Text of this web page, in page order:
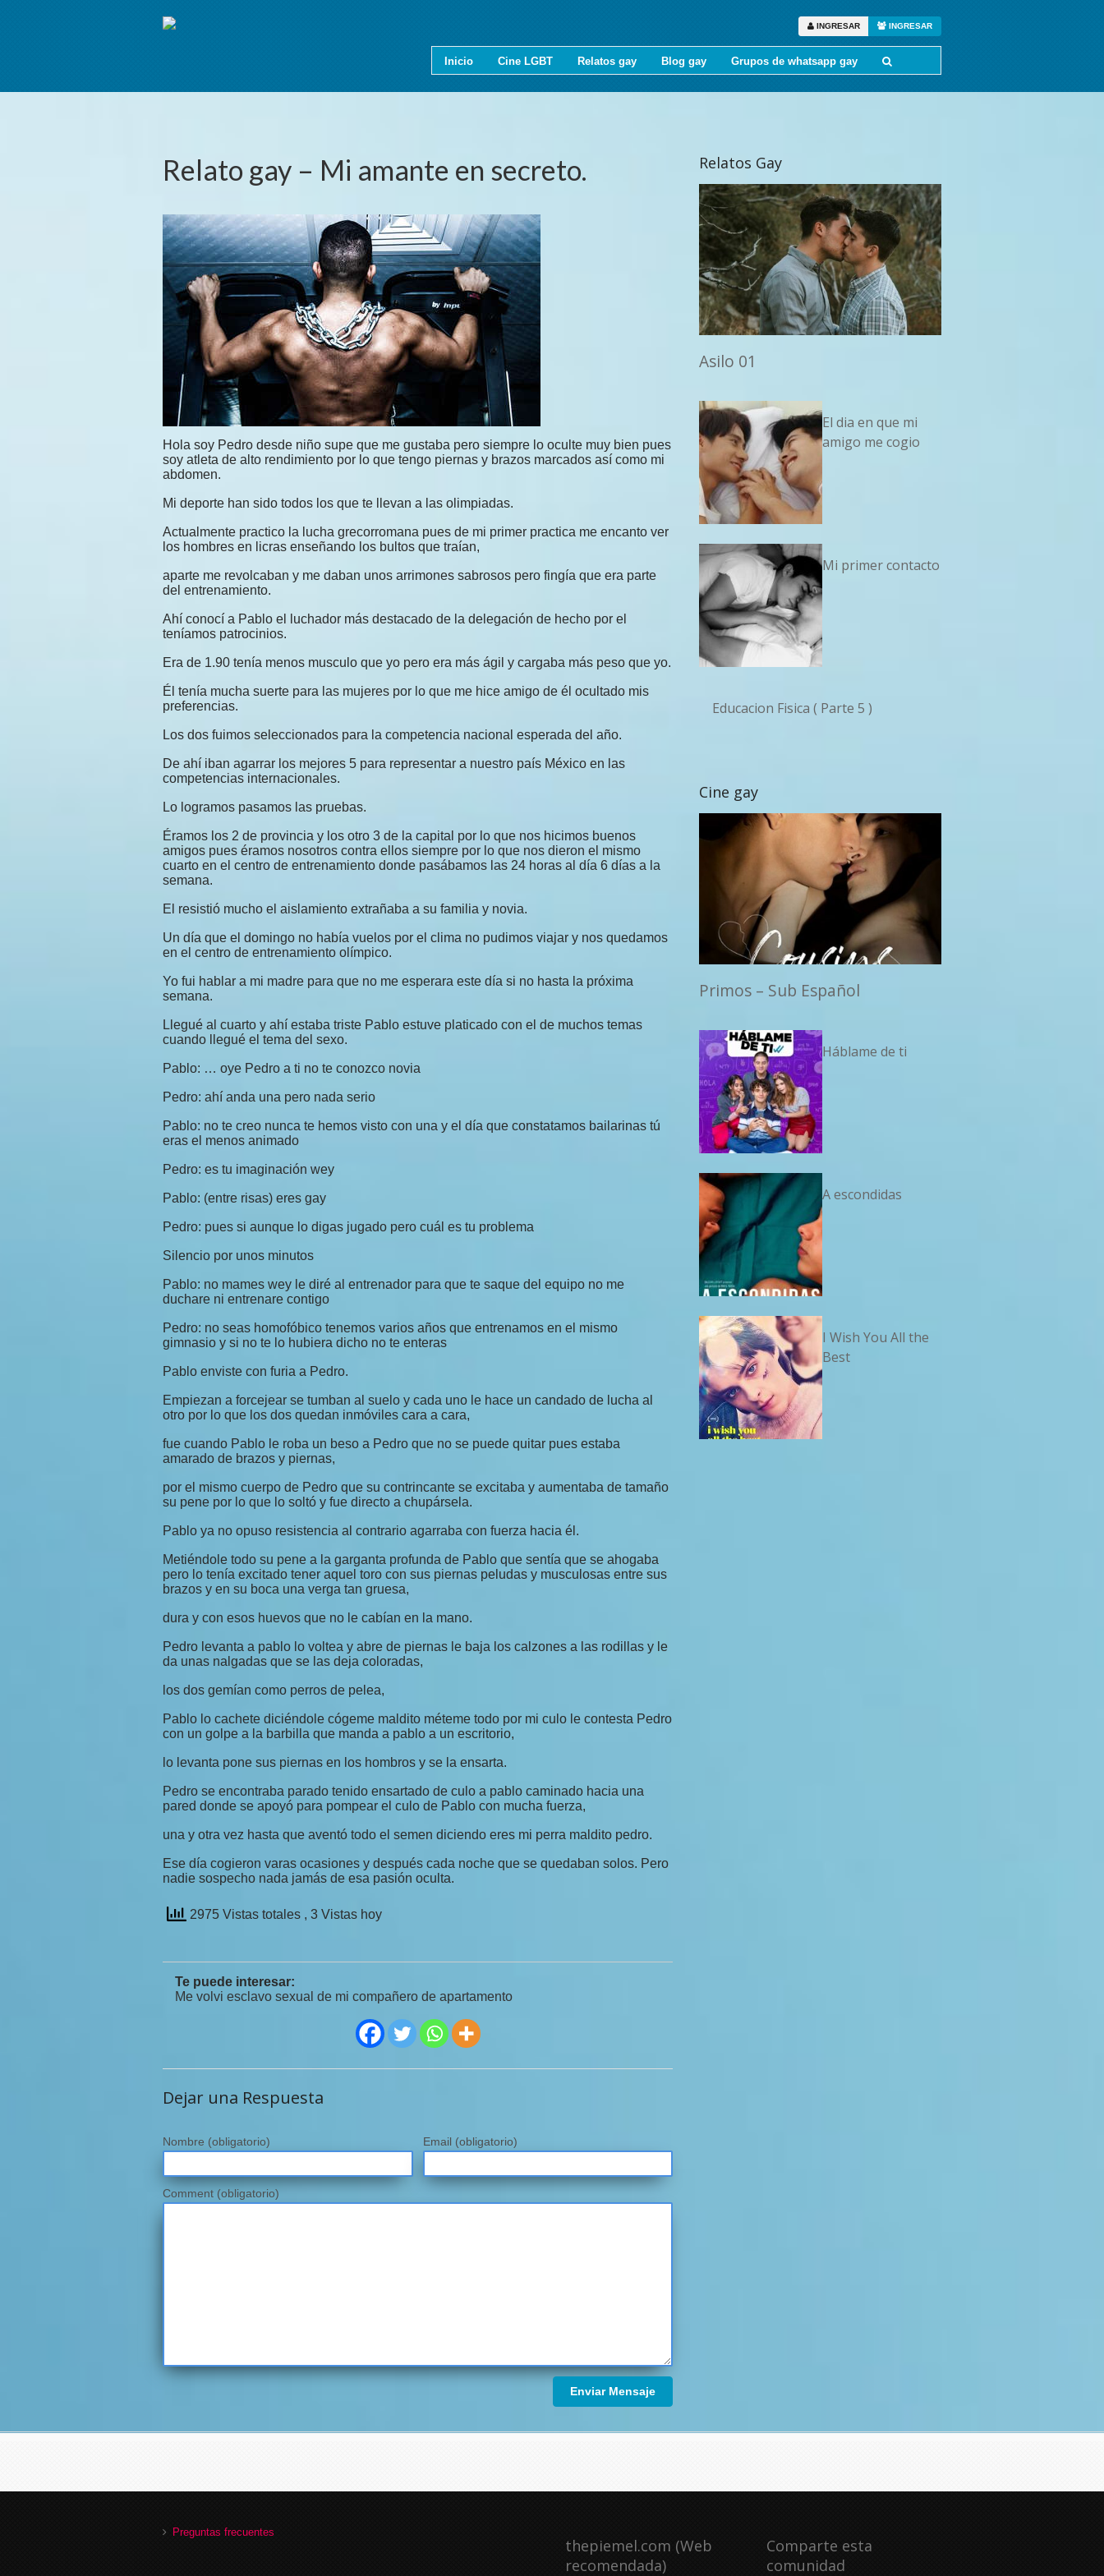
INGRESAR INGRESAR
Inicio Cine LGBT Relatos gay Blog gay Grupos de whatsapp gay
Relato gay – Mi amante en secreto.
Hola soy Pedro desde niño supe que me gustaba pero siempre lo oculte muy bien pues
soy atleta de alto rendimiento por lo que tengo piernas y brazos marcados así como mi
abdomen.
Mi deporte han sido todos los que te llevan a las olimpiadas.
Actualmente practico la lucha grecorromana pues de mi primer practica me encanto ver
los hombres en licras enseñando los bultos que traían,
aparte me revolcaban y me daban unos arrimones sabrosos pero fingía que era parte
del entrenamiento.
Ahí conocí a Pablo el luchador más destacado de la delegación de hecho por el
teníamos patrocinios.
Era de 1.90 tenía menos musculo que yo pero era más ágil y cargaba más peso que yo.
Él tenía mucha suerte para las mujeres por lo que me hice amigo de él ocultado mis
preferencias.
Los dos fuimos seleccionados para la competencia nacional esperada del año.
De ahí iban agarrar los mejores 5 para representar a nuestro país México en las
competencias internacionales.
Lo logramos pasamos las pruebas.
Éramos los 2 de provincia y los otro 3 de la capital por lo que nos hicimos buenos
amigos pues éramos nosotros contra ellos siempre por lo que nos dieron el mismo
cuarto en el centro de entrenamiento donde pasábamos las 24 horas al día 6 días a la
semana.
El resistió mucho el aislamiento extrañaba a su familia y novia.
Un día que el domingo no había vuelos por el clima no pudimos viajar y nos quedamos
en el centro de entrenamiento olímpico.
Yo fui hablar a mi madre para que no me esperara este día si no hasta la próxima
semana.
Llegué al cuarto y ahí estaba triste Pablo estuve platicado con el de muchos temas
cuando llegué el tema del sexo.
Pablo: … oye Pedro a ti no te conozco novia
Pedro: ahí anda una pero nada serio
Pablo: no te creo nunca te hemos visto con una y el día que constatamos bailarinas tú
eras el menos animado
Pedro: es tu imaginación wey
Pablo: (entre risas) eres gay
Pedro: pues si aunque lo digas jugado pero cuál es tu problema
Silencio por unos minutos
Pablo: no mames wey le diré al entrenador para que te saque del equipo no me
duchare ni entrenare contigo
Pedro: no seas homofóbico tenemos varios años que entrenamos en el mismo
gimnasio y si no te lo hubiera dicho no te enteras
Pablo enviste con furia a Pedro.
Empiezan a forcejear se tumban al suelo y cada uno le hace un candado de lucha al
otro por lo que los dos quedan inmóviles cara a cara,
fue cuando Pablo le roba un beso a Pedro que no se puede quitar pues estaba
amarado de brazos y piernas,
por el mismo cuerpo de Pedro que su contrincante se excitaba y aumentaba de tamaño
su pene por lo que lo soltó y fue directo a chupársela.
Pablo ya no opuso resistencia al contrario agarraba con fuerza hacia él.
Metiéndole todo su pene a la garganta profunda de Pablo que sentía que se ahogaba
pero lo tenía excitado tener aquel toro con sus piernas peludas y musculosas entre sus
brazos y en su boca una verga tan gruesa,
dura y con esos huevos que no le cabían en la mano.
Pedro levanta a pablo lo voltea y abre de piernas le baja los calzones a las rodillas y le
da unas nalgadas que se las deja coloradas,
los dos gemían como perros de pelea,
Pablo lo cachete diciéndole cógeme maldito méteme todo por mi culo le contesta Pedro
con un golpe a la barbilla que manda a pablo a un escritorio,
lo levanta pone sus piernas en los hombros y se la ensarta.
Pedro se encontraba parado tenido ensartado de culo a pablo caminado hacia una
pared donde se apoyó para pompear el culo de Pablo con mucha fuerza,
una y otra vez hasta que aventó todo el semen diciendo eres mi perra maldito pedro.
Ese día cogieron varas ocasiones y después cada noche que se quedaban solos. Pero
nadie sospecho nada jamás de esa pasión oculta.
2975 Vistas totales , 3 Vistas hoy
Te puede interesar:
Me volvi esclavo sexual de mi compañero de apartamento
Dejar una Respuesta
Nombre (obligatorio) Email (obligatorio)
Comment (obligatorio)
Enviar Mensaje
Relatos Gay
Asilo 01
El dia en que mi
amigo me cogio
Mi primer contacto
Educacion Fisica ( Parte 5 )
Cine gay
Primos – Sub Español
Háblame de ti
A escondidas
I Wish You All the
Best
Preguntas frecuentes
thepiemel.com (Web
recomendada)
Comparte esta
comunidad